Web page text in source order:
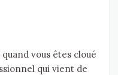
vous êtes cloué
qui vient de